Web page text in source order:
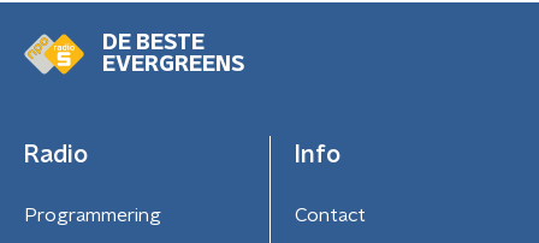
DE BESTE
EVERGREENS
Radio
Programmering
Info
Contact